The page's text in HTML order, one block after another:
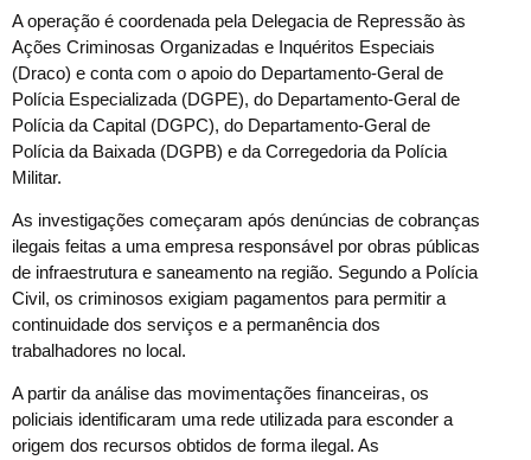
A operação é coordenada pela Delegacia de Repressão às
Ações Criminosas Organizadas e Inquéritos Especiais
(Draco) e conta com o apoio do Departamento-Geral de
Polícia Especializada (DGPE), do Departamento-Geral de
Polícia da Capital (DGPC), do Departamento-Geral de
Polícia da Baixada (DGPB) e da Corregedoria da Polícia
Militar.
As investigações começaram após denúncias de cobranças
ilegais feitas a uma empresa responsável por obras públicas
de infraestrutura e saneamento na região. Segundo a Polícia
Civil, os criminosos exigiam pagamentos para permitir a
continuidade dos serviços e a permanência dos
trabalhadores no local.
A partir da análise das movimentações financeiras, os
policiais identificaram uma rede utilizada para esconder a
origem dos recursos obtidos de forma ilegal. As